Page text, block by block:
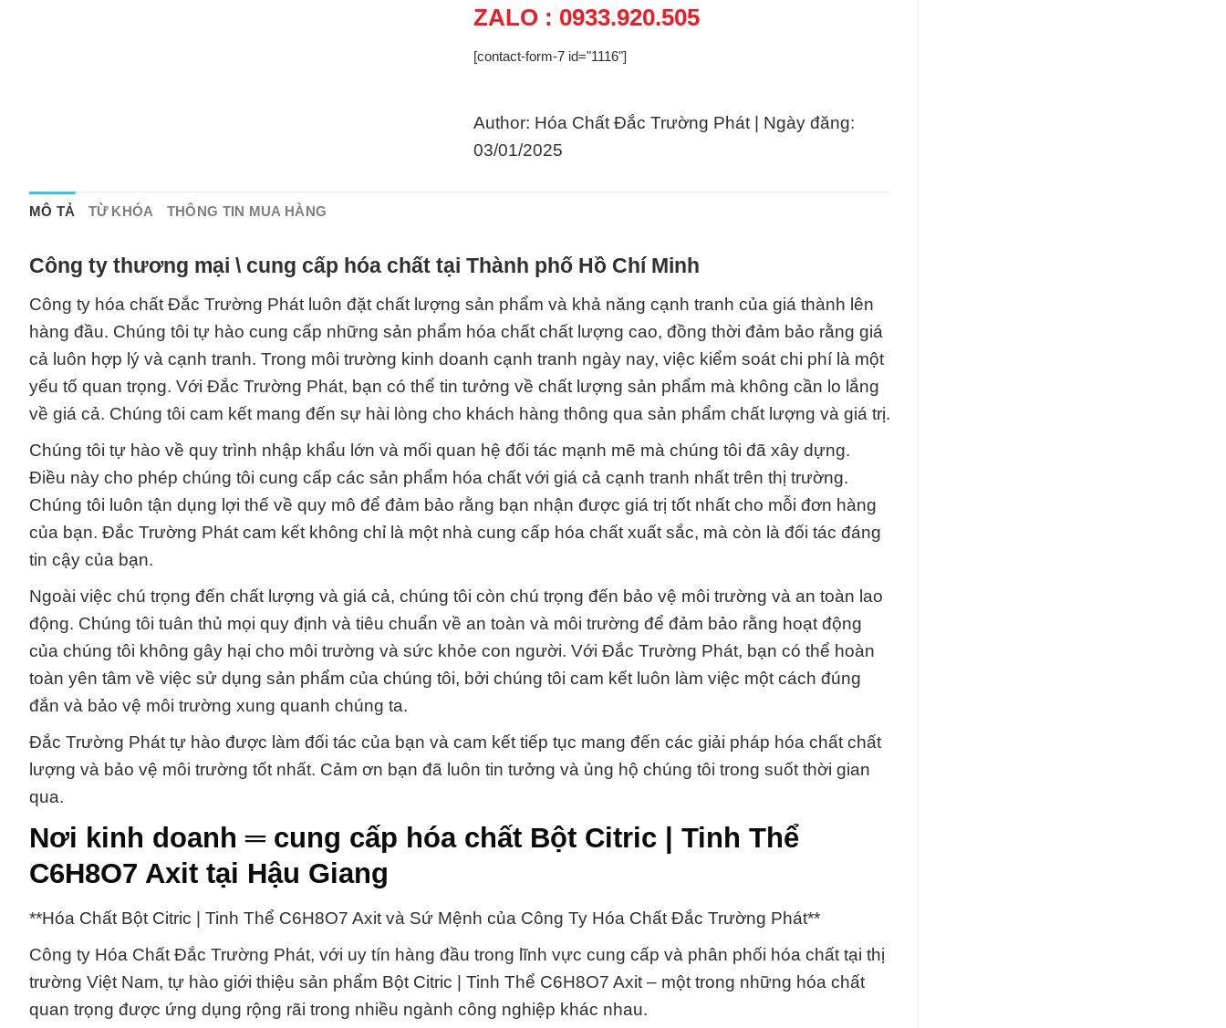
ZALO : 0933.920.505
[contact-form-7 id="1116"]
Author: Hóa Chất Đắc Trường Phát | Ngày đăng:
03/01/2025
MÔ TẢ TỪ KHÓA THÔNG TIN MUA HÀNG
Công ty thương mại \ cung cấp hóa chất tại Thành phố Hồ Chí Minh
Công ty hóa chất Đắc Trường Phát luôn đặt chất lượng sản phẩm và khả năng cạnh tranh của giá thành lên
hàng đầu. Chúng tôi tự hào cung cấp những sản phẩm hóa chất chất lượng cao, đồng thời đảm bảo rằng giá
cả luôn hợp lý và cạnh tranh. Trong môi trường kinh doanh cạnh tranh ngày nay, việc kiểm soát chi phí là một
yếu tố quan trọng. Với Đắc Trường Phát, bạn có thể tin tưởng về chất lượng sản phẩm mà không cần lo lắng
về giá cả. Chúng tôi cam kết mang đến sự hài lòng cho khách hàng thông qua sản phẩm chất lượng và giá trị.
Chúng tôi tự hào về quy trình nhập khẩu lớn và mối quan hệ đối tác mạnh mẽ mà chúng tôi đã xây dựng.
Điều này cho phép chúng tôi cung cấp các sản phẩm hóa chất với giá cả cạnh tranh nhất trên thị trường.
Chúng tôi luôn tận dụng lợi thế về quy mô để đảm bảo rằng bạn nhận được giá trị tốt nhất cho mỗi đơn hàng
của bạn. Đắc Trường Phát cam kết không chỉ là một nhà cung cấp hóa chất xuất sắc, mà còn là đối tác đáng
tin cậy của bạn.
Ngoài việc chú trọng đến chất lượng và giá cả, chúng tôi còn chú trọng đến bảo vệ môi trường và an toàn lao
động. Chúng tôi tuân thủ mọi quy định và tiêu chuẩn về an toàn và môi trường để đảm bảo rằng hoạt động
của chúng tôi không gây hại cho môi trường và sức khỏe con người. Với Đắc Trường Phát, bạn có thể hoàn
toàn yên tâm về việc sử dụng sản phẩm của chúng tôi, bởi chúng tôi cam kết luôn làm việc một cách đúng
đắn và bảo vệ môi trường xung quanh chúng ta.
Đắc Trường Phát tự hào được làm đối tác của bạn và cam kết tiếp tục mang đến các giải pháp hóa chất chất
lượng và bảo vệ môi trường tốt nhất. Cảm ơn bạn đã luôn tin tưởng và ủng hộ chúng tôi trong suốt thời gian
qua.
Nơi kinh doanh ═ cung cấp hóa chất Bột Citric | Tinh Thể
C6H8O7 Axit tại Hậu Giang
**Hóa Chất Bột Citric | Tinh Thể C6H8O7 Axit và Sứ Mệnh của Công Ty Hóa Chất Đắc Trường Phát**
Công ty Hóa Chất Đắc Trường Phát, với uy tín hàng đầu trong lĩnh vực cung cấp và phân phối hóa chất tại thị
trường Việt Nam, tự hào giới thiệu sản phẩm Bột Citric | Tinh Thể C6H8O7 Axit – một trong những hóa chất
quan trọng được ứng dụng rộng rãi trong nhiều ngành công nghiệp khác nhau.